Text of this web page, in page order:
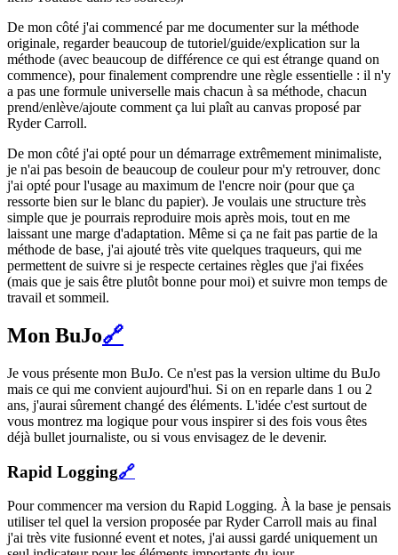
De mon côté j'ai commencé par me documenter sur la méthode
originale, regarder beaucoup de tutoriel/guide/explication sur la
méthode (avec beaucoup de différence ce qui est étrange quand on
commence), pour finalement comprendre une règle essentielle : il n'y
a pas une formule universelle mais chacun à sa méthode, chacun
prend/enlève/ajoute comment ça lui plaît au canvas proposé par
Ryder Carroll.
De mon côté j'ai opté pour un démarrage extrêmement minimaliste,
je n'ai pas besoin de beaucoup de couleur pour m'y retrouver, donc
j'ai opté pour l'usage au maximum de l'encre noir (pour que ça
ressorte bien sur le blanc du papier). Je voulais une structure très
simple que je pourrais reproduire mois après mois, tout en me
laissant une marge d'adaptation. Même si ça ne fait pas partie de la
méthode de base, j'ai ajouté très vite quelques traqueurs, qui me
permettent de suivre si je respecte certaines règles que j'ai fixées
(mais que je sais être plutôt bonne pour moi) et suivre mon temps de
travail et sommeil.
Mon BuJo🔗
Je vous présente mon BuJo. Ce n'est pas la version ultime du BuJo
mais ce qui me convient aujourd'hui. Si on en reparle dans 1 ou 2
ans, j'aurai sûrement changé des éléments. L'idée c'est surtout de
vous montrez ma logique pour vous inspirer si des fois vous êtes
déjà bullet journaliste, ou si vous envisagez de le devenir.
Rapid Logging🔗
Pour commencer ma version du Rapid Logging. À la base je pensais
utiliser tel quel la version proposée par Ryder Carroll mais au final
j'ai très vite fusionné event et notes, j'ai aussi gardé uniquement un